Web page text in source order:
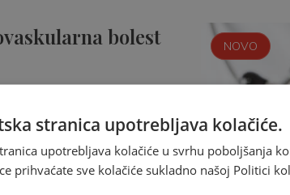
bolest NOVO
stranica upotrebljava kolačiće.
upotrebljava kolačiće u svrhu poboljšanja
prihvaćate sve kolačiće sukladno našoj Politici